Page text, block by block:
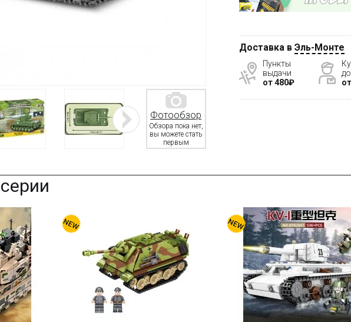
Фотообзор
Обзора пока нет,
вы можете стать
первым
Доставка в Эль-Монте
Пункты
выдачи
от 480₽